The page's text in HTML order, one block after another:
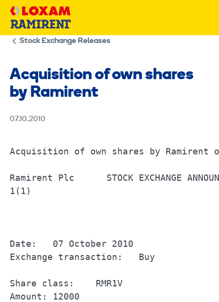
Skip
Stock Exchange Releases
Acquisition of own shares
by Ramirent
07.10.2010
Acquisition of own shares by Ramirent on	07 October
Ramirent Plc      STOCK EXCHANGE ANNOUNCEMENT		07 October 2010
1(1)
Date:	07 October 2010
Exchange transaction:	Buy
Share class:	RMR1V
Amount:	12000